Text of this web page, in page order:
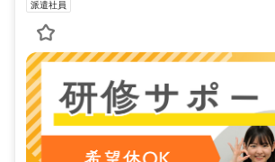
派遣社員